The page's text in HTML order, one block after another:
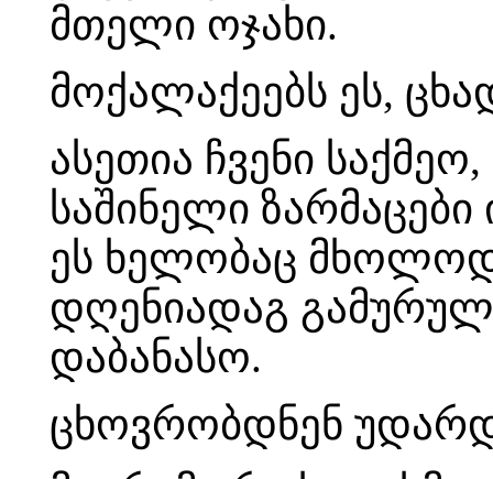
მთელი ოჯახი.
მოქალაქეებს ეს,
ასეთია ჩვენი
საშინელი
ეს ხელობაც
დღენიადაგ
დაბანასო.
ცხოვრობდნენ